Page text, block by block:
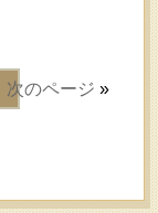
次のページ »